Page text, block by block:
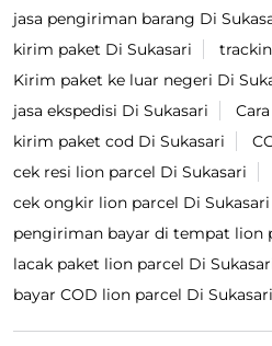
jasa pengiriman barang Di
kirim paket Di Sukasari
Kirim paket ke luar negeri Di
jasa ekspedisi Di Sukasari
kirim paket cod Di Sukasari
cek resi lion parcel Di Sukasari
cek ongkir lion parcel Di Sukasari
pengiriman bayar di tempat lion
lacak paket lion parcel Di
bayar COD lion parcel Di Sukasari